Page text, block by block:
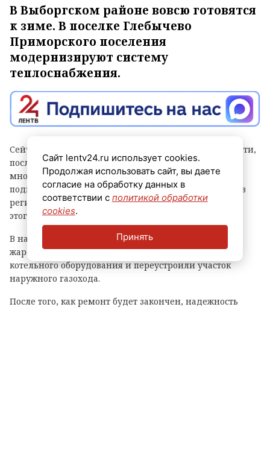
В Выборгском районе вовсю готовятся
к зиме. В поселке Глебычево
Приморского поселения
модернизируют систему
теплоснабжения.
Сейчас рабочие реконструируют участок тепловой сети,
после завершения работ на котором 15
многоквартирных домов бывшего военного городка
подключат к газовой котельной. Об этом рассказали в
региональном комитете по ТЭК. Отмечается, что до
этого дома отапливали от угольной котельной.
В начале лета в котельной заменили водогрейный
жаротрубный котел, а также устроили новую обвязку
котельного оборудования и переустроили участок
наружного газохода.
После того, как ремонт будет закончен, надежность
Сайт lentv24.ru использует cookies.
Продолжая использовать сайт, вы даете
согласие на обработку данных в
соответствии с политикой обработки
cookies.
Принять